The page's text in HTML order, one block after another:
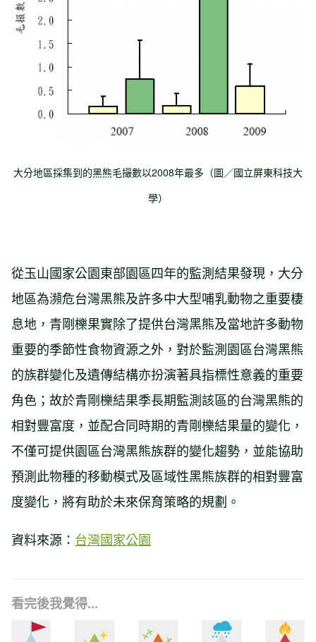
大分地區採集到的黑熊毛撮數以2008年最多（圖／國立屏東科技大
學）
從玉山國家公園東部園區四年的監測結果發現，大分
地區為瀕危台灣黑熊及許多中大型哺乳動物之重要棲
息地，青剛櫟果實除了提供台灣黑熊及當地許多動物
重要的季節性食物資源之外，對於監測園區台灣黑熊
的族群變化及遺傳結構亦扮演著具指標性意義的重要
角色；故於青剛櫟結果季長期監測該區的台灣黑熊的
相對豐富度，並配合同時期的青剛櫟結果量的變化，
不僅可提供園區台灣黑熊族群的變化趨勢，並能協助
預測此物種的移動模式及區域性黑熊族群的相對豐富
度變化，將有助於未來保育策略的規劃。
資料來源： 台灣國家公園
看完後我覺得...